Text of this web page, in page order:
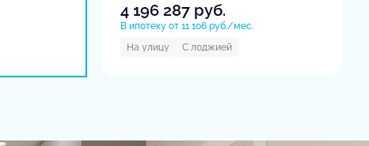
4 196 287 руб.
В ипотеку от 11 106 руб./мес.
На улицу
С лоджией